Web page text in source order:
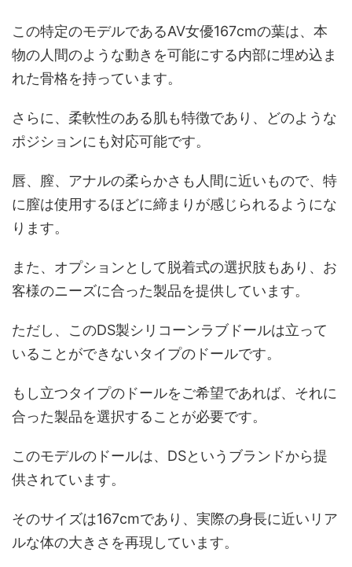
この特定のモデルであるAV女優167cmの葉は、本
物の人間のような動きを可能にする内部に埋め込ま
れた骨格を持っています。
さらに、柔軟性のある肌も特徴であり、どのような
ポジションにも対応可能です。
唇、膣、アナルの柔らかさも人間に近いもので、特
に膣は使用するほどに締まりが感じられるようにな
ります。
また、オプションとして脱着式の選択肢もあり、お
客様のニーズに合った製品を提供しています。
ただし、このDS製シリコーンラブドールは立って
いることができないタイプのドールです。
もし立つタイプのドールをご希望であれば、それに
合った製品を選択することが必要です。
このモデルのドールは、DSというブランドから提
供されています。
そのサイズは167cmであり、実際の身長に近いリア
ルな体の大きさを再現しています。